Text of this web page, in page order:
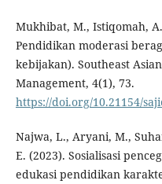
Mukhibat, M., Istiqomah,
Pendidikan moderasi
kebijakan). Southeast
Management, 4(1), 73.
https://doi.org/10.21154/
Najwa, L., Aryani, M.,
E. (2023). Sosialisasi
edukasi pendidikan